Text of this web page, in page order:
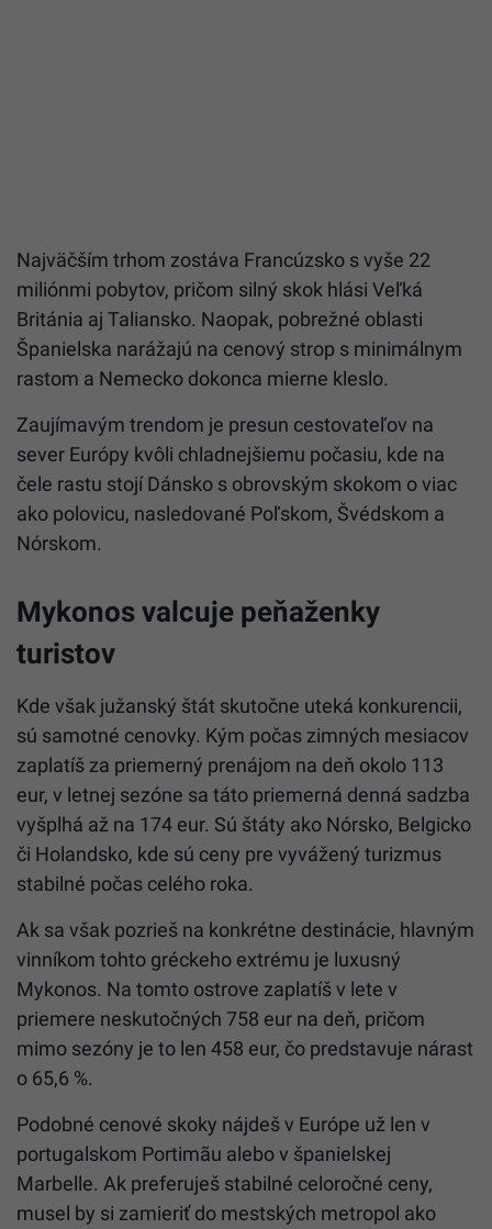
Najväčším trhom zostáva Francúzsko s vyše 22
miliónmi pobytov, pričom silný skok hlási Veľká
Británia aj Taliansko. Naopak, pobrežné oblasti
Španielska narážajú na cenový strop s minimálnym
rastom a Nemecko dokonca mierne kleslo.
Zaujímavým trendom je presun cestovateľov na
sever Európy kvôli chladnejšiemu počasiu, kde na
čele rastu stojí Dánsko s obrovským skokom o viac
ako polovicu, nasledované Poľskom, Švédskom a
Nórskom.
Mykonos valcuje peňaženky
turistov
Kde však južanský štát skutočne uteká konkurencii,
sú samotné cenovky. Kým počas zimných mesiacov
zaplatíš za priemerný prenájom na deň okolo 113
eur, v letnej sezóne sa táto priemerná denná sadzba
vyšplhá až na 174 eur. Sú štáty ako Nórsko, Belgicko
či Holandsko, kde sú ceny pre vyvážený turizmus
stabilné počas celého roka.
Ak sa však pozrieš na konkrétne destinácie, hlavným
vinníkom tohto gréckeho extrému je luxusný
Mykonos. Na tomto ostrove zaplatíš v lete v
priemere neskutočných 758 eur na deň, pričom
mimo sezóny je to len 458 eur, čo predstavuje nárast
o 65,6 %.
Podobné cenové skoky nájdeš v Európe už len v
portugalskom Portimãu alebo v španielskej
Marbelle. Ak preferuješ stabilné celoročné ceny,
musel by si zamieriť do mestských metropol ako